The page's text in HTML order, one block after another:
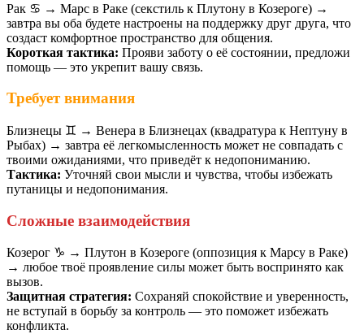
Рак ♋️ → Марс в Раке (секстиль к Плутону в Козероге) →
завтра вы оба будете настроены на поддержку друг друга, что
создаст комфортное пространство для общения.
Короткая тактика: Прояви заботу о её состоянии, предложи
помощь — это укрепит вашу связь.
Требует внимания
Близнецы ♊️ → Венера в Близнецах (квадратура к Нептуну в
Рыбах) → завтра её легкомысленность может не совпадать с
твоими ожиданиями, что приведёт к недопониманию.
Тактика: Уточняй свои мысли и чувства, чтобы избежать
путаницы и недопонимания.
Сложные взаимодействия
Козерог ♑️ → Плутон в Козероге (оппозиция к Марсу в Раке)
→ любое твоё проявление силы может быть воспринято как
вызов.
Защитная стратегия: Сохраняй спокойствие и уверенность,
не вступай в борьбу за контроль — это поможет избежать
конфликта.